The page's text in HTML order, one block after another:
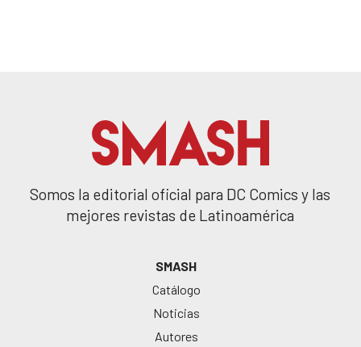
Somos la editorial oficial para DC Comics y las
mejores revistas de Latinoamérica
SMASH
Catálogo
Noticias
Autores